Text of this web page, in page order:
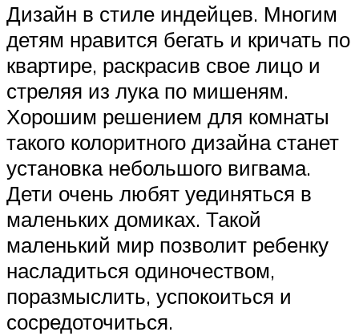
Дизайн в стиле индейцев. Многим
детям нравится бегать и кричать по
квартире, раскрасив свое лицо и
стреляя из лука по мишеням.
Хорошим решением для комнаты
такого колоритного дизайна станет
установка небольшого вигвама.
Дети очень любят уединяться в
маленьких домиках. Такой
маленький мир позволит ребенку
насладиться одиночеством,
поразмыслить, успокоиться и
сосредоточиться.